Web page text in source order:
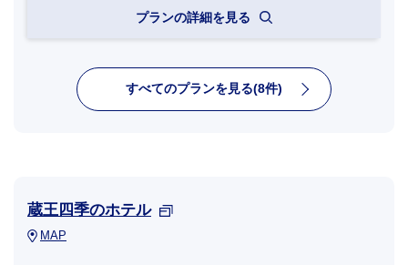
プランの詳細を見る
すべてのプランを見る(8件)
蔵王四季のホテル
MAP